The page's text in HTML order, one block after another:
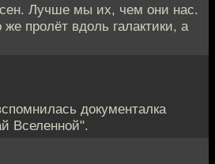
Лучше мы их, чем они нас.
пролёт вдоль галактики, а
документалка
Вселенной".